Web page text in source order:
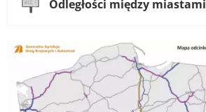
Odległości między miastami